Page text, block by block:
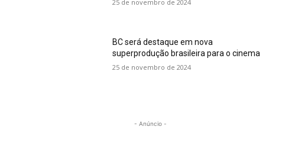
25 de novembro de 2024
BC será destaque em nova
superprodução brasileira para o cinema
25 de novembro de 2024
- Anúncio -